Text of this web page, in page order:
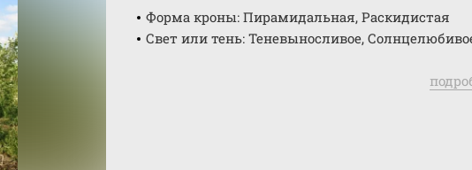
Форма кроны: Пирамидальная, Раскидистая
Свет или тень: Теневыносливое,